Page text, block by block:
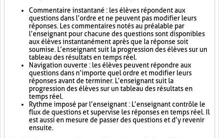
Commentaire instantané : les élèves répondent aux
questions dans l’ordre et ne peuvent pas modifier leurs
réponses. Les commentaires notés au préalable par
l’enseignant pour chacune des questions sont disponibles
aux élèves instantanément après que la réponse soit
soumise. L’enseignant suit la progression des élèves sur un
tableau des résultats en temps réel.
Navigation ouverte : les élèves peuvent répondre aux
questions dans n’importe quel ordre et modifier leurs
réponses avant de terminer. L’enseignant suit la
progression des élèves sur un tableau des résultats en
temps réel.
Rythme imposé par l’enseignant : L’enseignant contrôle le
flux de questions et supervise les réponses en temps réel. Il
est aussi en mesure de passer des questions et d’y revenir
ensuite.